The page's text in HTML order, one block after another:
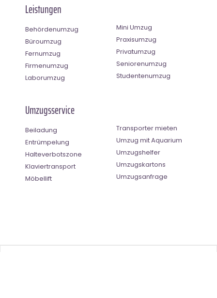
Leistungen
Behördenumzug
Büroumzug
Fernumzug
Firmenumzug
Laborumzug
Mini Umzug
Praxisumzug
Privatumzug
Seniorenumzug
Studentenumzug
Umzugsservice
Beiladung
Entrümpelung
Halteverbotszone
Klaviertransport
Möbellift
Transporter mieten
Umzug mit Aquarium
Umzugshelfer
Umzugskartons
Umzugsanfrage